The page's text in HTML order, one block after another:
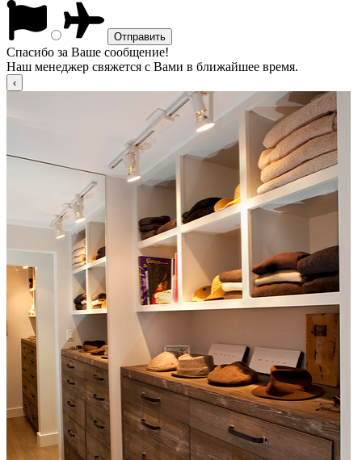
Спасибо за Ваше сообщение!
Наш менеджер свяжется с Вами в ближайшее время.